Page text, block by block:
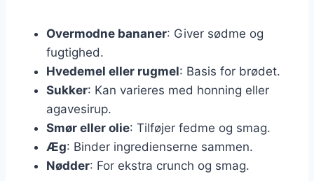
Overmodne bananer: Giver sødme og
fugtighed.
Hvedemel eller rugmel: Basis for brødet.
Sukker: Kan varieres med honning eller
agavesirup.
Smør eller olie: Tilføjer fedme og smag.
Æg: Binder ingredienserne sammen.
Nødder: For ekstra crunch og smag.